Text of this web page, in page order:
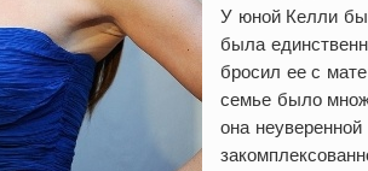
У юной Келли
была
бросил ее с
семье было
она неуверенной